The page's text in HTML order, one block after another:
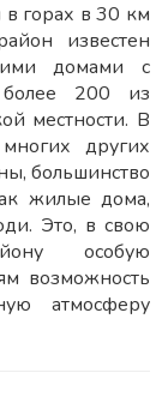
горах в 30 км
известен
домами с
более 200 из
местности. В
других
большинство
жилые дома,
Это, в свою
особую
возможность
атмосферу